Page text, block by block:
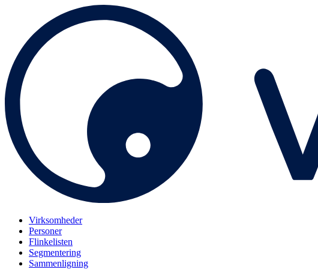
Virksomheder
Personer
Flinkelisten
Segmentering
Sammenligning